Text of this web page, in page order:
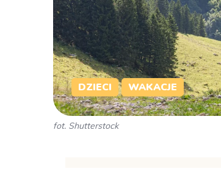
fot. Shutterstock
DZIECI WAKACJE